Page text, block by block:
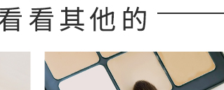
加入購物車